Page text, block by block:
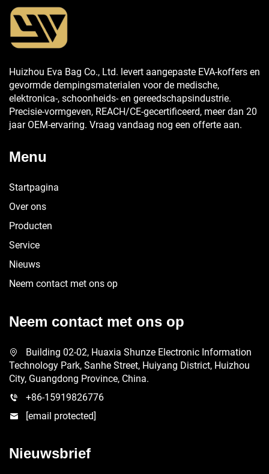
Huizhou Eva Bag Co., Ltd. levert aangepaste EVA-koffers en
gevormde dempingsmaterialen voor de medische,
elektronica-, schoonheids- en gereedschapsindustrie.
Precisie-vormgeven, REACH/CE-gecertificeerd, meer dan 20
jaar OEM-ervaring. Vraag vandaag nog een offerte aan.
Menu
Startpagina
Over ons
Producten
Service
Nieuws
Neem contact met ons op
Neem contact met ons op
Building 02-02, Huaxia Shunze Electronic Information
Technology Park, Sanhe Street, Huiyang District, Huizhou
City, Guangdong Province, China.
+86-15919826776
[email protected]
Nieuwsbrief